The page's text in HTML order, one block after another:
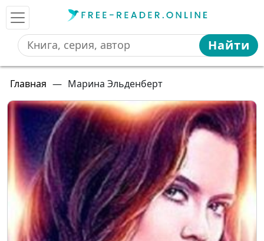
Найти
Главная — Марина Эльденберт